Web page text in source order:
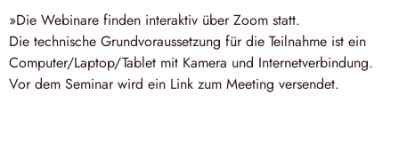
»Die Webinare finden interaktiv über Zoom statt.
Die technische Grundvoraussetzung für die Teilnahme ist ein
Computer/Laptop/Tablet mit Kamera und Internetverbindung.
Vor dem Seminar wird ein Link zum Meeting versendet.